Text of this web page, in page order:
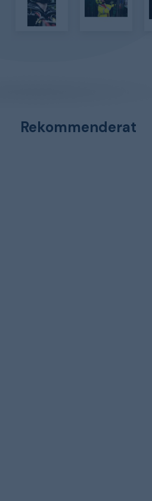
Rekommenderat